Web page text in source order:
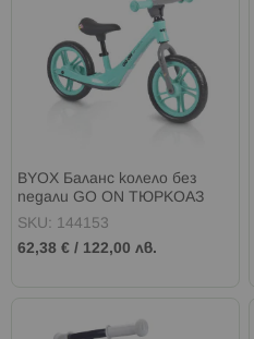
BYOX Баланс колело без
педали GO ON ТЮРКОАЗ
SKU: 144153
62,38 € / 122,00 лв.